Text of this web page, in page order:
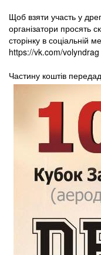
Щоб взяти участь у
організатори просять
сторінку в соціальній
https://vk.com/volyndrag
Частину коштів